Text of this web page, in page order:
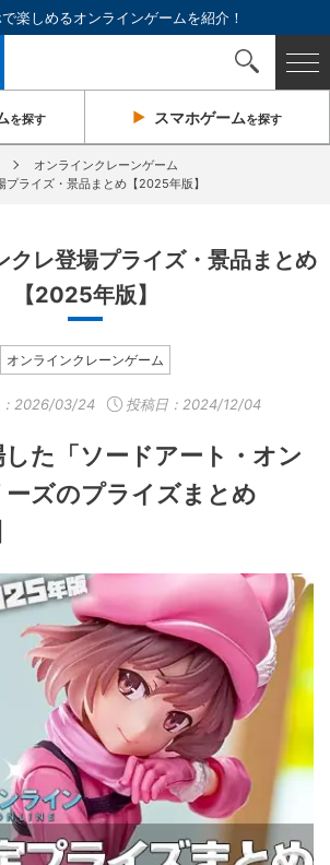
楽しめるオンラインゲームを紹介！
を探す スマホゲームを探す
オンラインクレーンゲーム
プライズ・景品まとめ【2025年版】
クレ登場プライズ・景品まとめ
【2025年版】
オンラインクレーンゲーム
2026/03/24 投稿日：2024/12/04
た「ソードアート・オン
ズのプライズまとめ